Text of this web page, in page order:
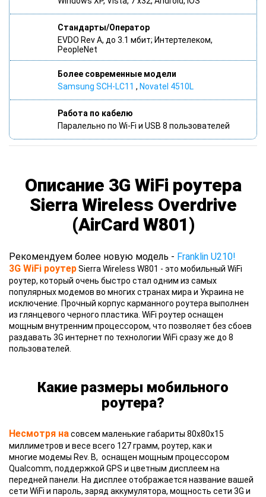
Стандарты/Оператор
EVDO Rev A, до 3.1 мбит; Интертелеком,
PeopleNet
Более современные модели
Samsung SCH-LC11 , Novatel 4510L
Работа по кабелю
Паралельно по Wi-Fi и USB 8 пользователей
Описание 3G WiFi роутера
Sierra Wireless Overdrive
(AirCard W801)
Рекомендуем более новую модель - Franklin U210!
3G WiFi роутерSierra Wireless W801 - это мобильный WiFi
роутер, который очень быстро стал одним из самых
популярных модемов во многих странах мира и Украина не
исключение. Прочный корпус карманного роутера выполнен
из глянцевого черного пластика. WiFi роутер оснащен
мощным внутренним процессором, что позволяет без сбоев
раздавать 3G интернет по технологии WiFi сразу же до 8
пользователей.
Какие размеры мобильного
роутера?
Несмотря насовсем маленькие габариты 80х80х15
миллиметров и весе всего 127 грамм, роутер, как и
многие модемы Rev. B, оснащен мощным процессором
Qualcomm, поддержкой GPS и цветным дисплеем на
передней панели. На дисплее отображается название вашей
сети WiFi и пароль, заряд аккумулятора, мощность сети 3G и